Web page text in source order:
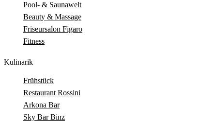
Pool- & Saunawelt
Beauty & Massage
Friseursalon Figaro
Fitness
Kulinarik
Frühstück
Restaurant Rossini
Arkona Bar
Sky Bar Binz